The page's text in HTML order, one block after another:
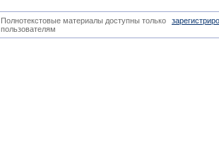
Полнотекстовые материалы доступны только
пользователям